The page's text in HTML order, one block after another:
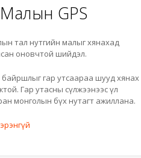
Малын GPS
тал нутгийн малыг хянахад
оновчтой шийдэл.
гар утсаараа шууд хянах
Гар утасны сүлжээнээс үл
монголын бүх нутагт ажиллана.